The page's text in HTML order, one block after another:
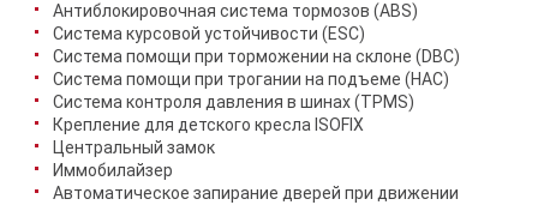
Антиблокировочная система тормозов (ABS)
Система курсовой устойчивости (ESC)
Система помощи при торможении на склоне (DBC)
Система помощи при трогании на подъеме (HAC)
Система контроля давления в шинах (TPMS)
Крепление для детского кресла ISOFIX
Центральный замок
Иммобилайзер
Автоматическое запирание дверей при движении